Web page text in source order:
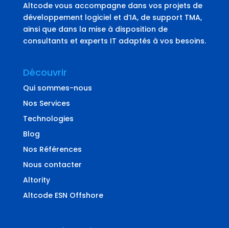
Altcode vous accompagne dans vos projets de
développement logiciel et d’IA, de support TMA,
ainsi que dans la mise à disposition de
consultants et experts IT adaptés à vos besoins.
Découvrir
Qui sommes-nous
Nos Services
Technologies
Blog
Nos Références
Nous contacter
Altority
Altcode ESN Offshore